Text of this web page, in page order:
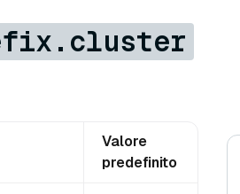
Valore
predefinito